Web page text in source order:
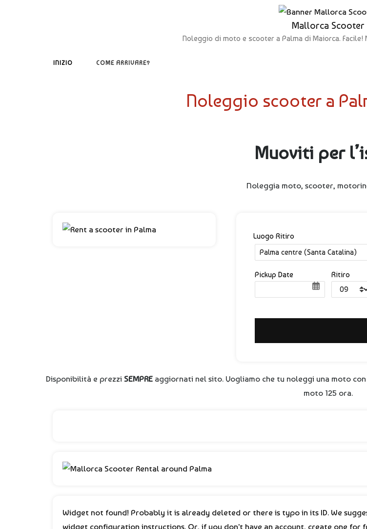
Mallorca Scooter
Noleggio di moto e scooter a Palma di Maiorca.
INIZIO COME ARRIVARE?
Noleggio scooter a
Muoviti per
Noleggia moto, scooter,
Luogo Ritiro
Pickup Date Ritiro
Disponibilità e prezzi SEMPRE aggiornati nel sito. Vogliamo che tu noleggi una moto
moto 125 ora.
Widget not found! Probably it is already deleted or there is typo in its ID. We
widget configuration instructions. Or, if you don't have an account, create one for